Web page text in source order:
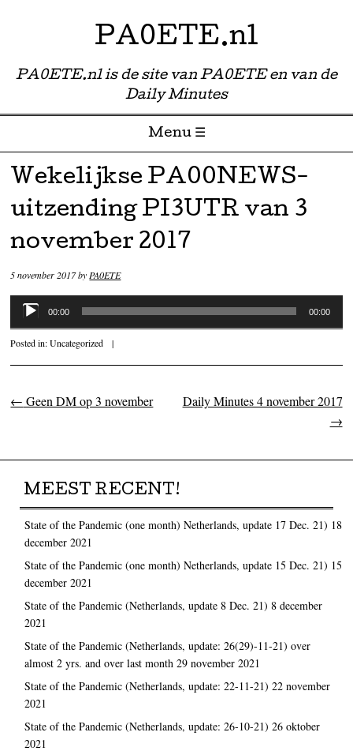
PA0ETE.nl
PA0ETE.nl is de site van PA0ETE en van de
Daily Minutes
Menu ☰
Skip to content
Wekelijkse PA00NEWS-
uitzending PI3UTR van 3
november 2017
5 november 2017byPA0ETE
Audiospeler
00:00 00:00
Posted in:Uncategorized |
Post navigation
← Geen DM op 3 november
Daily Minutes 4 november 2017
→
MEEST RECENT!
State of the Pandemic (one month) Netherlands, update 17 Dec. 21) 18
december 2021
State of the Pandemic (one month) Netherlands, update 15 Dec. 21) 15
december 2021
State of the Pandemic (Netherlands, update 8 Dec. 21) 8 december
2021
State of the Pandemic (Netherlands, update: 26(29)-11-21) over
almost 2 yrs. and over last month 29 november 2021
State of the Pandemic (Netherlands, update: 22-11-21) 22 november
2021
State of the Pandemic (Netherlands, update: 26-10-21) 26 oktober
2021